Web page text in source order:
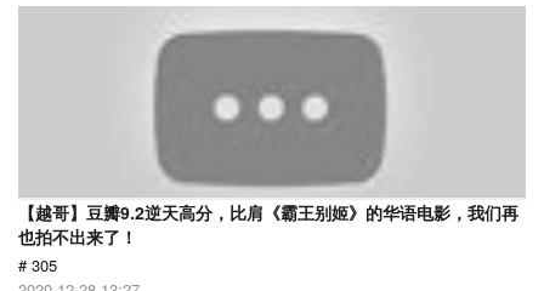
【越哥】豆瓣9.2逆天高分，比肩《霸王别姬》的华语电影，我们再
也拍不出来了！
# 305